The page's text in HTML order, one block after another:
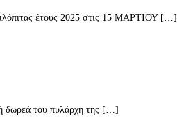
έτους 2025 στις 15 ΜΑΡΤΙΟΥ […]
δωρεά του πυλάρχη της […]